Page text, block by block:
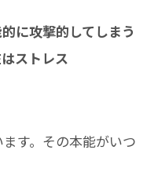
に攻撃的してしまう
ストレス
す。その本能がいつ